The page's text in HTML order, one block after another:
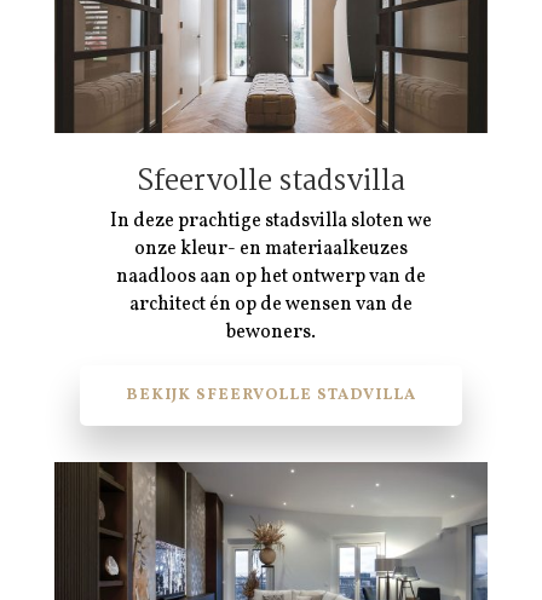
Sfeervolle stadsvilla
In deze prachtige stadsvilla sloten we
onze kleur- en materiaalkeuzes
naadloos aan op het ontwerp van de
architect én op de wensen van de
bewoners.
BEKIJK SFEERVOLLE STADVILLA